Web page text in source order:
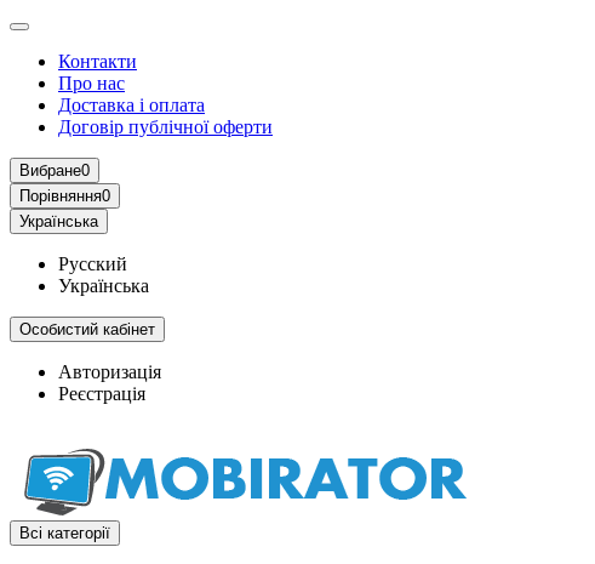
Контакти
Про нас
Доставка і оплата
Договір публічної оферти
Вибране0
Порівняння0
Українська
Русский
Українська
Особистий кабінет
Авторизація
Реєстрація
Всі категорії